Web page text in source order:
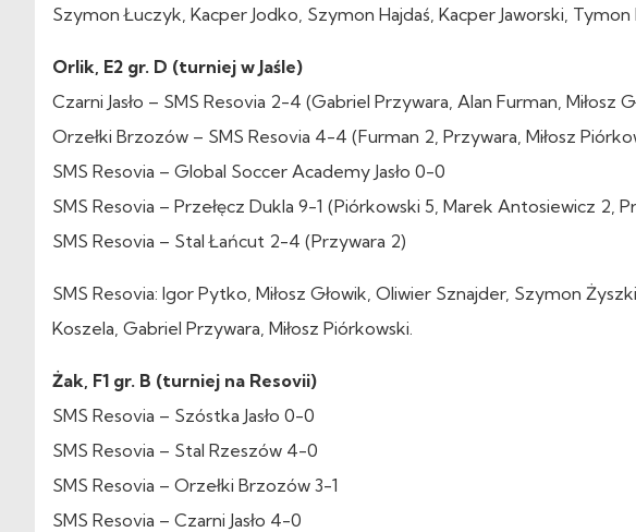
Szymon Łuczyk, Kacper Jodko, Szymon Hajdaś, Kacper Jaworski, Tymon
Orlik, E2 gr. D (turniej w Jaśle)
Czarni Jasło – SMS Resovia 2-4 (Gabriel Przywara, Alan Furman, Miłosz
Orzełki Brzozów – SMS Resovia 4-4 (Furman 2, Przywara, Miłosz
SMS Resovia – Global Soccer Academy Jasło 0-0
SMS Resovia – Przełęcz Dukla 9-1 (Piórkowski 5, Marek Antosiewicz 2,
SMS Resovia – Stal Łańcut 2-4 (Przywara 2)
SMS Resovia: Igor Pytko, Miłosz Głowik, Oliwier Sznajder, Szymon
Koszela, Gabriel Przywara, Miłosz Piórkowski.
Żak, F1 gr. B (turniej na Resovii)
SMS Resovia – Szóstka Jasło 0-0
SMS Resovia – Stal Rzeszów 4-0
SMS Resovia – Orzełki Brzozów 3-1
SMS Resovia – Czarni Jasło 4-0